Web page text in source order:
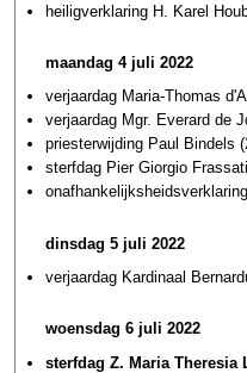
heiligverklaring H. Karel
maandag 4 juli 2022
verjaardag Maria-Thomas
verjaardag Mgr. Everard de
priesterwijding Paul Bindels
sterfdag Pier Giorgio Frassati
dinsdag 5 juli 2022
verjaardag Kardinaal
woensdag 6 juli 2022
sterfdag Z. Maria Theresia